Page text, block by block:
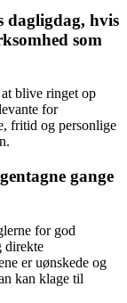
dagligdag, hvis
som
blive ringet op
for
fritid og personlige
gange
for god
direkte
er uønskede og
kan klage til